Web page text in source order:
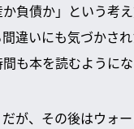
負債か」という考
違いにも気づかさ
も本を読むようにな
が、その後はウォ